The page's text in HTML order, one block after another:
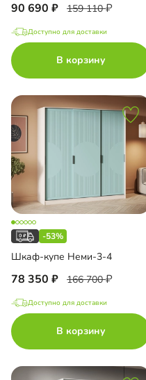
90 690 159 110
Доступно для доставки
В корзину
-53%
Шкаф-купе Неми-3-4
78 350 166 700
Доступно для доставки
В корзину